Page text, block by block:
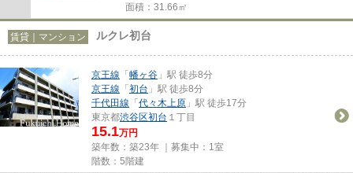
面積：31.66㎡
賃貸｜マンション ルクレ初台
京王線 「幡ヶ谷 」駅 徒歩8分
京王線 「初台 」駅 徒歩8分
千代田線 「代々木上原 」駅 徒歩17分
東京都渋谷区初台 １丁目
15.1万円
築年数：築23年 ｜募集中： 1室
階数：5階建